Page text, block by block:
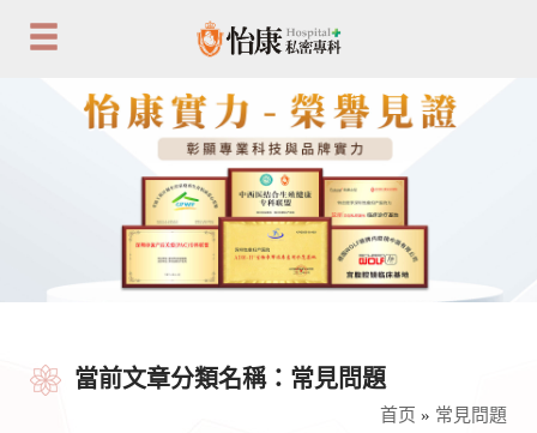
當前文章分類名稱：常見問題
首页 » 常見問題